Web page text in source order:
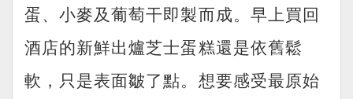
蛋、小麥及葡萄干即製而成。早上買回
酒店的新鮮出爐芝士蛋糕還是依舊鬆
軟，只是表面皺了點。想要感受最原始